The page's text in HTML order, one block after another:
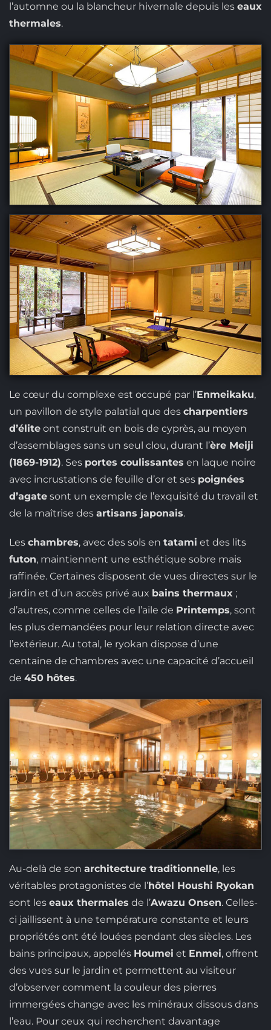
l’automne ou la blancheur hivernale depuis les eaux
thermales.
Le cœur du complexe est occupé par l’Enmeikaku,
un pavillon de style palatial que des charpentiers
d’éliteont construit en bois de cyprès, au moyen
d’assemblages sans un seul clou, durant l’ère Meiji
(1869-1912). Ses portes coulissantes en laque noire
avec incrustations de feuille d’or et ses poignées
d’agatesont un exemple de l’exquisité du travail et
de la maîtrise des artisans japonais.
Les chambres, avec des sols en tatami et des lits
futon, maintiennent une esthétique sobre mais
raffinée. Certaines disposent de vues directes sur le
jardin et d’un accès privé aux bains thermaux;
d’autres, comme celles de l’aile de Printemps, sont
les plus demandées pour leur relation directe avec
l’extérieur. Au total, le ryokan dispose d’une
centaine de chambres avec une capacité d’accueil
de 450 hôtes.
Au-delà de son architecture traditionnelle, les
véritables protagonistes de l’hôtel Houshi Ryokan
sont les eaux thermales de l’Awazu Onsen. Celles-
ci jaillissent à une température constante et leurs
propriétés ont été louées pendant des siècles. Les
bains principaux, appelés Houmei et Enmei, offrent
des vues sur le jardin et permettent au visiteur
d’observer comment la couleur des pierres
immergées change avec les minéraux dissous dans
l’eau. Pour ceux qui recherchent davantage